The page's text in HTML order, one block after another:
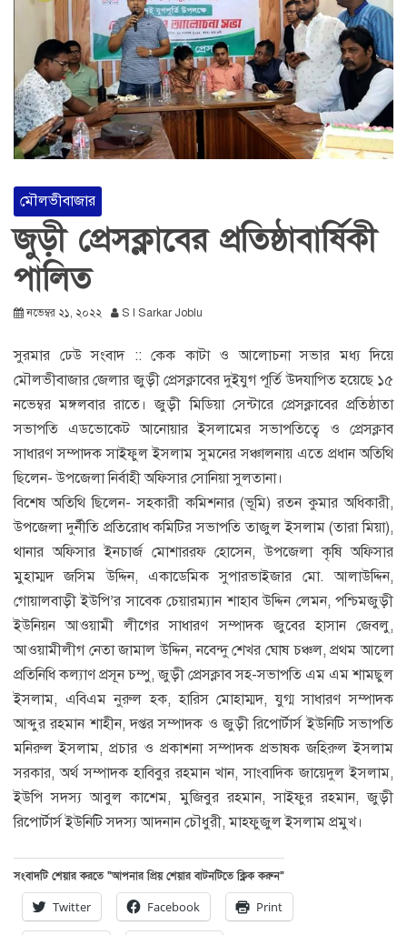
মৌলভীবাজার
জুড়ী প্রেসক্লাবের প্রতিষ্ঠাবার্ষিকী
পালিত
নভেম্বর ২১, ২০২২ S I Sarkar Joblu
সুরমার ঢেউ সংবাদ :: কেক কাটা ও আলোচনা সভার মধ্য দিয়ে
মৌলভীবাজার জেলার জুড়ী প্রেসক্লাবের দুইযুগ পূর্তি উদযাপিত হয়েছে ১৫
নভেম্বর মঙ্গলবার রাতে। জুড়ী মিডিয়া সেন্টারে প্রেসক্লাবের প্রতিষ্ঠাতা
সভাপতি এডভোকেট আনোয়ার ইসলামের সভাপতিত্বে ও প্রেসক্লাব
সাধারণ সম্পাদক সাইফুল ইসলাম সুমনের সঞ্চালনায় এতে প্রধান অতিথি
ছিলেন- উপজেলা নির্বাহী অফিসার সোনিয়া সুলতানা।
বিশেষ অতিথি ছিলেন- সহকারী কমিশনার (ভূমি) রতন কুমার অধিকারী,
উপজেলা দুর্নীতি প্রতিরোধ কমিটির সভাপতি তাজুল ইসলাম (তারা মিয়া),
থানার অফিসার ইনচার্জ মোশাররফ হোসেন, উপজেলা কৃষি অফিসার
মুহাম্মদ জসিম উদ্দিন, একাডেমিক সুপারভাইজার মো. আলাউদ্দিন,
গোয়ালবাড়ী ইউপি’র সাবেক চেয়ারম্যান শাহাব উদ্দিন লেমন, পশ্চিমজুড়ী
ইউনিয়ন আওয়ামী লীগের সাধারণ সম্পাদক জুবের হাসান জেবলু,
আওয়ামীলীগ নেতা জামাল উদ্দিন, নবেন্দু শেখর ঘোষ চঞ্চল, প্রথম আলো
প্রতিনিধি কল্যাণ প্রসূন চম্পু, জুড়ী প্রেসক্লাব সহ-সভাপতি এম এম শামছুল
ইসলাম, এবিএম নুরুল হক, হারিস মোহাম্মদ, যুগ্ম সাধারণ সম্পাদক
আব্দুর রহমান শাহীন, দপ্তর সম্পাদক ও জুড়ী রিপোর্টার্স ইউনিটি সভাপতি
মনিরুল ইসলাম, প্রচার ও প্রকাশনা সম্পাদক প্রভাষক জহিরুল ইসলাম
সরকার, অর্থ সম্পাদক হাবিবুর রহমান খান, সাংবাদিক জায়েদুল ইসলাম,
ইউপি সদস্য আবুল কাশেম, মুজিবুর রহমান, সাইফুর রহমান, জুড়ী
রিপোর্টার্স ইউনিটি সদস্য আদনান চৌধুরী, মাহফুজুল ইসলাম প্রমুখ।
সংবাদটি শেয়ার করতে “আপনার প্রিয় শেয়ার বাটনটিতে ক্লিক করুন”
Twitter Facebook Print